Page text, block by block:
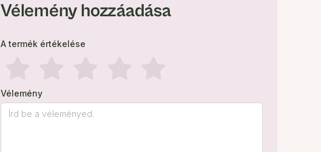
Vélemény hozzáadása
A termék értékelése
Vélemény